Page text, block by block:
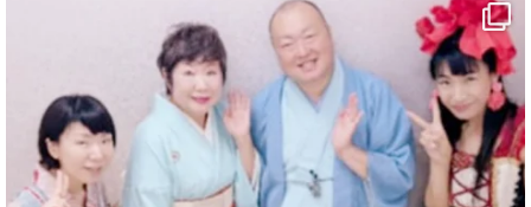
#旅行好きと繋がりたい
5 X